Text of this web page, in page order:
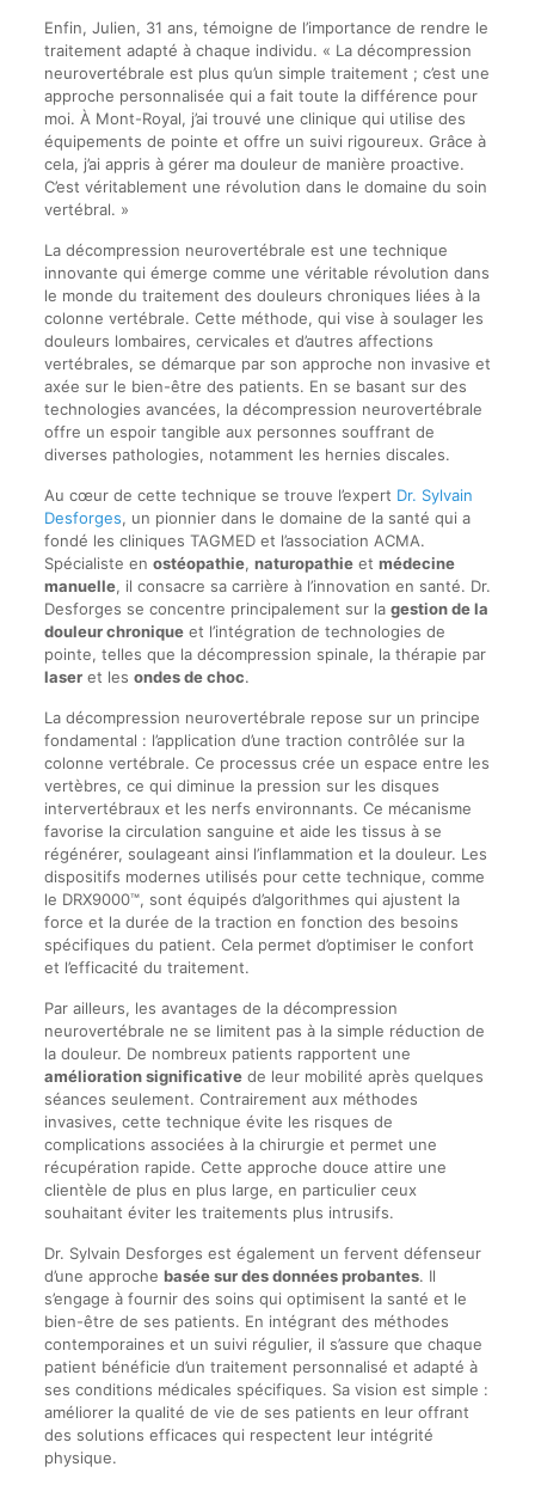
Enfin, Julien, 31 ans, témoigne de l’importance de rendre le
traitement adapté à chaque individu. « La décompression
neurovertébrale est plus qu’un simple traitement ; c’est une
approche personnalisée qui a fait toute la différence pour
moi. À Mont-Royal, j’ai trouvé une clinique qui utilise des
équipements de pointe et offre un suivi rigoureux. Grâce à
cela, j’ai appris à gérer ma douleur de manière proactive.
C’est véritablement une révolution dans le domaine du soin
vertébral. »
La décompression neurovertébrale est une technique
innovante qui émerge comme une véritable révolution dans
le monde du traitement des douleurs chroniques liées à la
colonne vertébrale. Cette méthode, qui vise à soulager les
douleurs lombaires, cervicales et d’autres affections
vertébrales, se démarque par son approche non invasive et
axée sur le bien-être des patients. En se basant sur des
technologies avancées, la décompression neurovertébrale
offre un espoir tangible aux personnes souffrant de
diverses pathologies, notamment les hernies discales.
Au cœur de cette technique se trouve l’expert Dr. Sylvain
Desforges, un pionnier dans le domaine de la santé qui a
fondé les cliniques TAGMED et l’association ACMA.
Spécialiste en ostéopathie, naturopathieet médecine
manuelle, il consacre sa carrière à l’innovation en santé. Dr.
Desforges se concentre principalement sur la gestion de la
douleur chroniqueet l’intégration de technologies de
pointe, telles que la décompression spinale, la thérapie par
laseret les ondes de choc.
La décompression neurovertébrale repose sur un principe
fondamental : l’application d’une traction contrôlée sur la
colonne vertébrale. Ce processus crée un espace entre les
vertèbres, ce qui diminue la pression sur les disques
intervertébraux et les nerfs environnants. Ce mécanisme
favorise la circulation sanguine et aide les tissus à se
régénérer, soulageant ainsi l’inflammation et la douleur. Les
dispositifs modernes utilisés pour cette technique, comme
le DRX9000™, sont équipés d’algorithmes qui ajustent la
force et la durée de la traction en fonction des besoins
spécifiques du patient. Cela permet d’optimiser le confort
et l’efficacité du traitement.
Par ailleurs, les avantages de la décompression
neurovertébrale ne se limitent pas à la simple réduction de
la douleur. De nombreux patients rapportent une
amélioration significativede leur mobilité après quelques
séances seulement. Contrairement aux méthodes
invasives, cette technique évite les risques de
complications associées à la chirurgie et permet une
récupération rapide. Cette approche douce attire une
clientèle de plus en plus large, en particulier ceux
souhaitant éviter les traitements plus intrusifs.
Dr. Sylvain Desforges est également un fervent défenseur
d’une approche basée sur des données probantes. Il
s’engage à fournir des soins qui optimisent la santé et le
bien-être de ses patients. En intégrant des méthodes
contemporaines et un suivi régulier, il s’assure que chaque
patient bénéficie d’un traitement personnalisé et adapté à
ses conditions médicales spécifiques. Sa vision est simple :
améliorer la qualité de vie de ses patients en leur offrant
des solutions efficaces qui respectent leur intégrité
physique.